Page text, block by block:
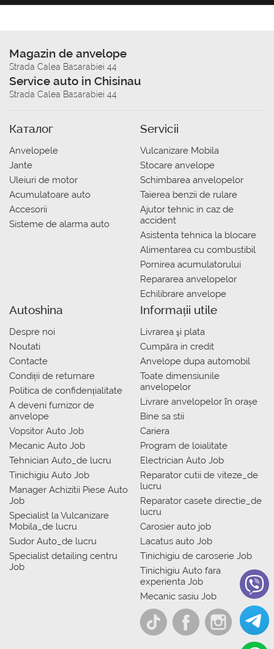
Magazin de anvelope
Strada Calea Basarabiei 44
Service auto in Chisinau
Strada Calea Basarabiei 44
Каталог
Anvelopele
Jante
Uleiuri de motor
Acumulatoare auto
Accesorii
Sisteme de alarma auto
Servicii
Vulcanizare Mobila
Stocare anvelope
Schimbarea anvelopelor
Taierea benzii de rulare
Ajutor tehnic in caz de
accident
Asistenta tehnica la blocare
Alimentarea cu combustibil
Pornirea acumulatorului
Repararea anvelopelor
Echilibrare anvelope
Autoshina
Despre noi
Noutati
Contacte
Condiții de returnare
Politica de confidențialitate
A deveni furnizor de
anvelope
Vopsitor Auto Job
Mecanic Auto Job
Tehnician Auto_de lucru
Tinichigiu Auto Job
Manager Achizitii Piese Auto
Job
Specialist la Vulcanizare
Mobila_de lucru
Sudor Auto_de lucru
Specialist detailing centru
Job
Informații utile
Livrarea şi plata
Сumpăra in credit
Anvelope dupa automobil
Toate dimensiunile
anvelopelor
Livrare anvelopelor în orașe
Bine sa stii
Cariera
Program de loialitate
Electrician Auto Job
Reparator cutii de viteze_de
lucru
Reparator casete directie_de
lucru
Carosier auto job
Lacatus auto Job
Tinichigiu de caroserie Job
Tinichigiu Auto fara
experienta Job
Mecanic sasiu Job